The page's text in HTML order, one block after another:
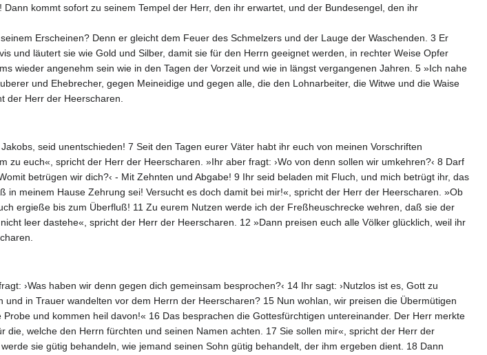
kommt sofort zu seinem Tempel der Herr, den ihr erwartet, und der Bundesengel, den ihr
Erscheinen? Denn er gleicht dem Feuer des Schmelzers und der Lauge der Waschenden. 3 Er
und läutert sie wie Gold und Silber, damit sie für den Herrn geeignet werden, in rechter Weise Opfer
wieder angenehm sein wie in den Tagen der Vorzeit und wie in längst vergangenen Jahren. 5 »Ich nahe
und Ehebrecher, gegen Meineidige und gegen alle, die den Lohnarbeiter, die Witwe und die Waise
der Herr der Heerscharen.
seid unentschieden! 7 Seit den Tagen eurer Väter habt ihr euch von meinen Vorschriften
zu euch«, spricht der Herr der Heerscharen. »Ihr aber fragt: ›Wo von denn sollen wir umkehren?‹ 8 Darf
betrügen wir dich?‹ - Mit Zehnten und Abgabe! 9 Ihr seid beladen mit Fluch, und mich betrügt ihr, das
in meinem Hause Zehrung sei! Versucht es doch damit bei mir!«, spricht der Herr der Heerscharen. »Ob
ergieße bis zum Überfluß! 11 Zu eurem Nutzen werde ich der Freßheuschrecke wehren, daß sie der
leer dastehe«, spricht der Herr der Heerscharen. 12 »Dann preisen euch alle Völker glücklich, weil ihr
›Was haben wir denn gegen dich gemeinsam besprochen?‹ 14 Ihr sagt: ›Nutzlos ist es, Gott zu
in Trauer wandelten vor dem Herrn der Heerscharen? 15 Nun wohlan, wir preisen die Übermütigen
und kommen heil davon!« 16 Das besprachen die Gottesfürchtigen untereinander. Der Herr merkte
welche den Herrn fürchten und seinen Namen achten. 17 Sie sollen mir«, spricht der Herr der
sie gütig behandeln, wie jemand seinen Sohn gütig behandelt, der ihm ergeben dient. 18 Dann